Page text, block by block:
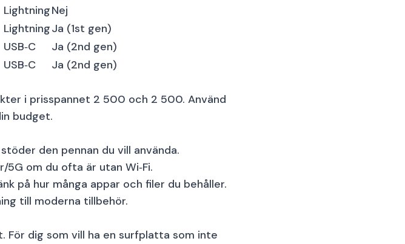
LightningNej
LightningJa (1st gen)
USB‑C
Ja (2nd gen)
USB‑C Ja (2nd gen)
i prisspannet 2 500 och 2 500. Använd
budget.
den pennan du vill använda.
5G om du ofta är utan Wi‑Fi.
på hur många appar och filer du behåller.
till moderna tillbehör.
För dig som vill ha en surfplatta som inte